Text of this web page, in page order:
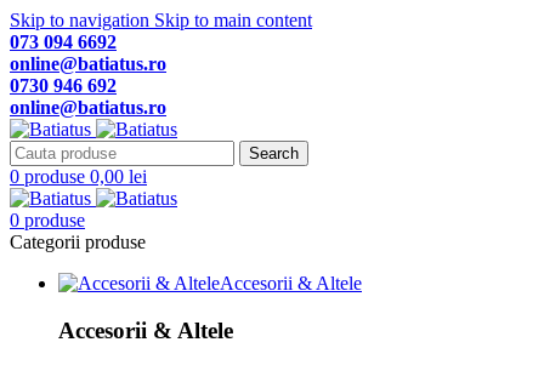
Skip to navigation Skip to main content
073 094 6692
online@batiatus.ro
0730 946 692
online@batiatus.ro
Search
0 produse 0,00 lei
0 produse
Categorii produse
Accesorii & Altele
Accesorii & Altele